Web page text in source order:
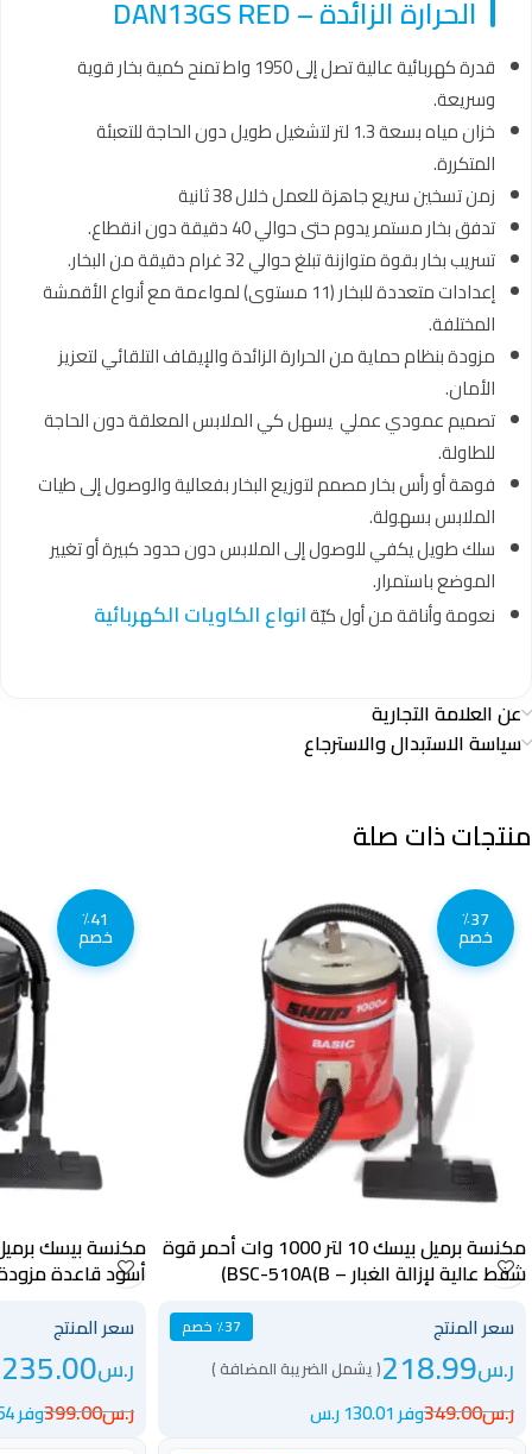
الحرارة الزائدة – DAN13GS RED
قدرة كهربائية عالية تصل إلى 1950 واط تمنح كمية بخار قوية
وسريعة.
خزان مياه بسعة 1.3 لتر لتشغيل طويل دون الحاجة للتعبئة
المتكررة.
زمن تسخين سريع جاهزة للعمل خلال 38 ثانية
تدفق بخار مستمر يدوم حتى حوالي 40 دقيقة دون انقطاع.
تسريب بخار بقوة متوازنة تبلغ حوالي 32 غرام دقيقة من البخار.
إعدادات متعددة للبخار (11 مستوى) لمواءمة مع أنواع الأقمشة
المختلفة.
مزودة بنظام حماية من الحرارة الزائدة والإيقاف التلقائي لتعزيز
الأمان.
تصميم عمودي عملي يسهل كي الملابس المعلقة دون الحاجة
للطاولة.
فوهة أو رأس بخار مصمم لتوزيع البخار بفعالية والوصول إلى طيات
الملابس بسهولة.
سلك طويل يكفي للوصول إلى الملابس دون حدود كبيرة أو تغيير
الموضع باستمرار.
نعومة وأناقة من أول كيّةانواع الكاويات الكهربائية
عن العلامة التجارية
سياسة الاستبدال والاسترجاع
منتجات ذات صلة
٪37
خصم
مكنسة برميل بيسك 10 لتر 1000 وات أحمر قوة
شفط عالية لإزالة الغبار – BSC-510A(B)
سعر المنتج ٪37 خصم
ر.س218.99( يشمل الضريبة المضافة )
ر.س349.00وفر 130.01 ر.س
٪41
خصم
أسود قاعدة
BSC-1200A(B)
سعر المنتج
ر.س235.00
ر.س399.00وفر 164 ر.س